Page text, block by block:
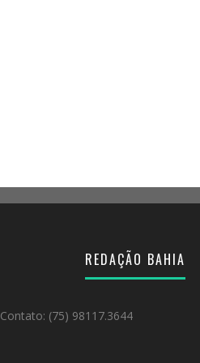
REDAÇÃO BAHIA
Contato: (75) 98117.3644